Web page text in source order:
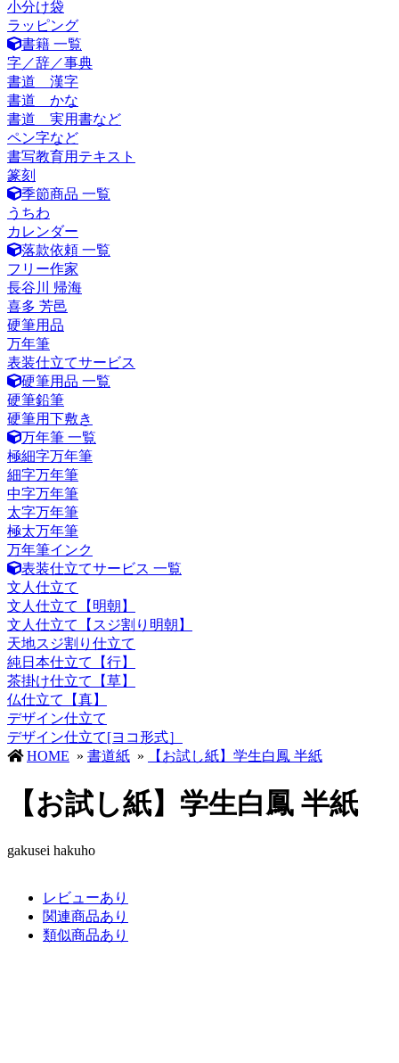
小分け袋
ラッピング
書籍 一覧
字／辞／事典
書道 漢字
書道 かな
書道 実用書など
ペン字など
書写教育用テキスト
篆刻
季節商品 一覧
うちわ
カレンダー
落款依頼 一覧
フリー作家
長谷川 帰海
喜多 芳邑
硬筆用品
万年筆
表装仕立てサービス
硬筆用品 一覧
硬筆鉛筆
硬筆用下敷き
万年筆 一覧
極細字万年筆
細字万年筆
中字万年筆
太字万年筆
極太万年筆
万年筆インク
表装仕立てサービス 一覧
文人仕立て
文人仕立て【明朝】
文人仕立て【スジ割り明朝】
天地スジ割り仕立て
純日本仕立て【行】
茶掛け仕立て【草】
仏仕立て【真】
デザイン仕立て
デザイン仕立て[ヨコ形式］
HOME » 書道紙 » 【お試し紙】学生白鳳 半紙
【お試し紙】学生白鳳 半紙
gakusei hakuho
レビューあり
関連商品あり
類似商品あり